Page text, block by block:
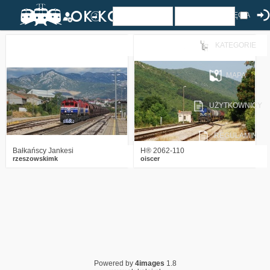
ZDJĘCIA
KATEGORIE
MAPA
UŻYTKOWNICY
REGULAMIN
Bałkańscy Jankesi
rzeszowskimk
1812 6
H® 2062-110
oiscer
Powered by 4images 1.8